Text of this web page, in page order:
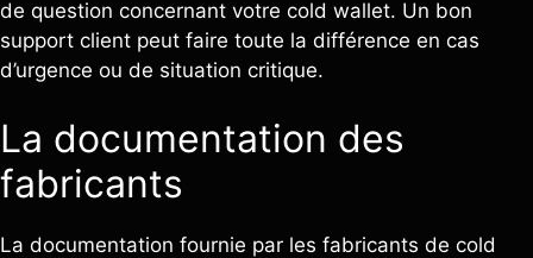
de question concernant votre cold wallet. Un bon
support client peut faire toute la différence en cas
d’urgence ou de situation critique.
La documentation des
fabricants
La documentation fournie par les fabricants de cold